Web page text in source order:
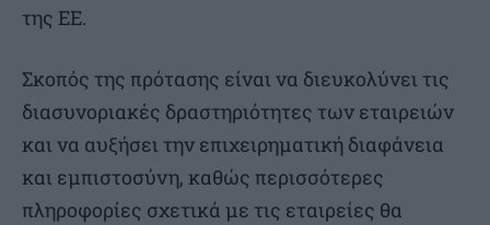
της ΕΕ.
Σκοπός της πρότασης είναι να διευκολύνει τις
διασυνοριακές δραστηριότητες των εταιρειών
και να αυξήσει την επιχειρηματική διαφάνεια
και εμπιστοσύνη, καθώς περισσότερες
πληροφορίες σχετικά με τις εταιρείες θα